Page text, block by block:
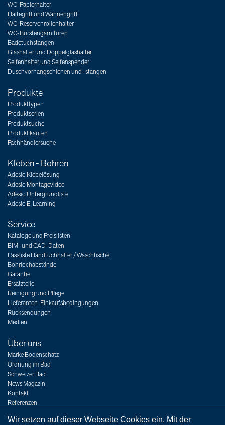
WC-Papierhalter
Haltegriff und Wannengriff
WC-Reservenrollenhalter
WC-Bürstengarnituren
Badetuchstangen
Glashalter und Doppelglashalter
Seifenhalter und Seifenspender
Duschvorhangschienen und -stangen
Produkte
Produkttypen
Produktserien
Produktsuche
Produkt kaufen
Fachhändlersuche
Kleben - Bohren
Adesio Klebelösung
Adesio Montagevideo
Adesio Untergrundliste
Adesio E-Learning
Service
Kataloge und Preislisten
BIM- und CAD-Daten
Passliste Handtuchhalter / Waschtische
Bohrlochabstände
Garantie
Ersatzteile
Reinigung und Pflege
Lieferanten-Einkaufsbedingungen
Rücksendungen
Medien
Über uns
Marke Bodenschatz
Ordnung im Bad
Schweizer Bad
News Magazin
Kontakt
Referenzen
Jobs
Wir setzen auf dieser Webseite Cookies ein. Mit der